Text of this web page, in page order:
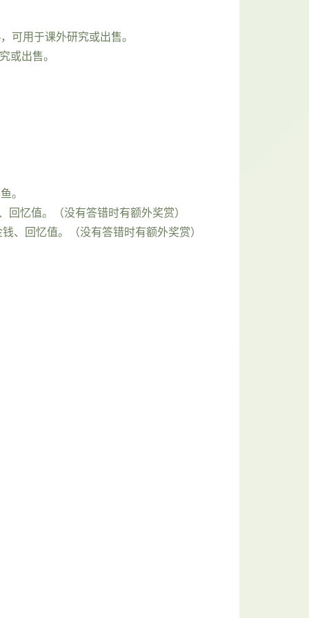
可用于课外研究或出售。
或出售。
。
忆值。（没有答错时有额外奖赏）
、回忆值。（没有答错时有额外奖赏）